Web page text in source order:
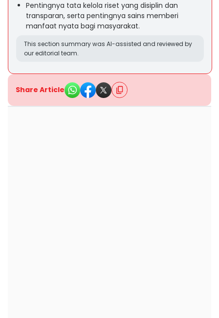
Pentingnya tata kelola riset yang disiplin dan
transparan, serta pentingnya sains memberi
manfaat nyata bagi masyarakat.
This section summary was AI-assisted and reviewed by
our editorial team.
Share Article